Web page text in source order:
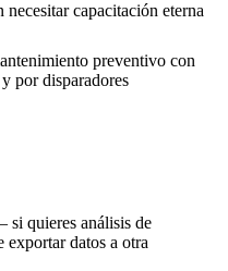
capacitación eterna
preventivo con
por disparadores
si quieres análisis de
exportar datos a otra